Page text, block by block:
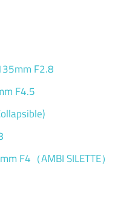
F2.8
F4.5
F4（AMBI SILETTE）